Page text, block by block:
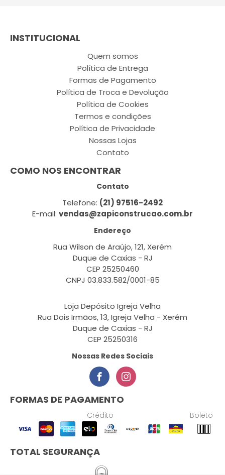
INSTITUCIONAL
Quem somos
Política de Entrega
Formas de Pagamento
Política de Troca e Devolução
Política de Cookies
Termos e condições
Política de Privacidade
Nossas Lojas
Contato
COMO NOS ENCONTRAR
Contato
Telefone: (21) 97516-2492
E-mail: vendas@zapiconstrucao.com.br
Endereço
Rua Wilson de Araújo, 121, Xerém
Duque de Caxias - RJ
CEP 25250460
CNPJ 03.833.582/0001-85
Loja Depósito Igreja Velha
Rua Dois Irmãos, 13, Igreja Velha - Xerém
Duque de Caxias - RJ
CEP 25250316
Nossas Redes Sociais
FORMAS DE PAGAMENTO
Crédito Boleto
TOTAL SEGURANÇA